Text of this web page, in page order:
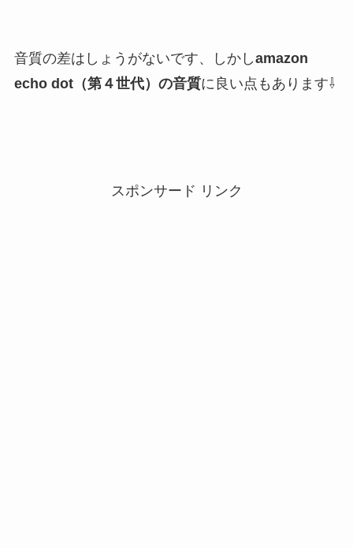
音質の差はしょうがないです、しかしamazon
echo dot（第４世代）の音質に良い点もあります⇩
スポンサード リンク